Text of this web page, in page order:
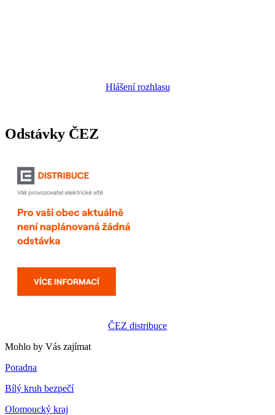
Hlášení rozhlasu
Odstávky ČEZ
ČEZ distribuce
Mohlo by Vás zajímat
Poradna
Bílý kruh bezpečí
Olomoucký kraj